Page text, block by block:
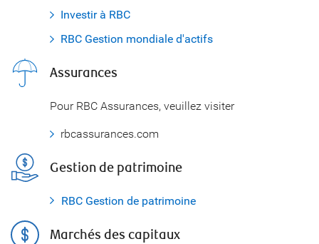
Investir à RBC
RBC Gestion mondiale d'actifs
Assurances
Pour RBC Assurances, veuillez visiter
rbcassurances.com
Gestion de patrimoine
RBC Gestion de patrimoine
Marchés des capitaux